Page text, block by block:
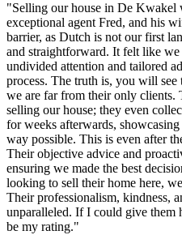
"Selling our house in De Kwakel
exceptional agent Fred, and his
barrier, as Dutch is not our first
and straightforward. It felt like
undivided attention and tailored
process. The truth is, you will
we are far from their only clients.
selling our house; they even
for weeks afterwards,
way possible. This is even after
Their objective advice and
ensuring we made the best
looking to sell their home here,
Their professionalism, kindness,
unparalleled. If I could give them
be my rating."